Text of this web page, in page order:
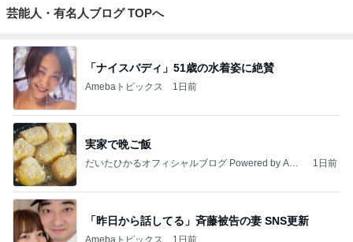
芸能人・有名人ブログ TOPへ
「ナイスバディ」51歳の水着姿に絶賛
Amebaトピックス 1日前
実家で晩ご飯
だいたひかるオフィシャルブログ Powered by Ame
1日前
「昨日から話してる」斉藤被告の妻 SNS更新
Amebaトピックス 1日前